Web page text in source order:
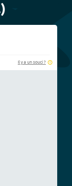
Il y a un souci ?